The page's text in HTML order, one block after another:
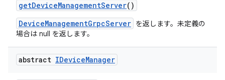
getDeviceManagementServer()
DeviceManagementGrpcServer を返します。未定義の
場合は null を返します。
abstract IDeviceManager